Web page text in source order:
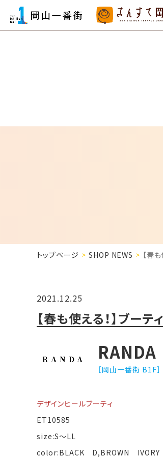
トップページ SHOP NEWS 【春
2021.12.25
【春も使える！】ブーティ
RANDA
［岡山一番街 B1F］
デザインヒールブーティ
ET10585
size:S〜LL
color:BLACK D,BROWN IVORY